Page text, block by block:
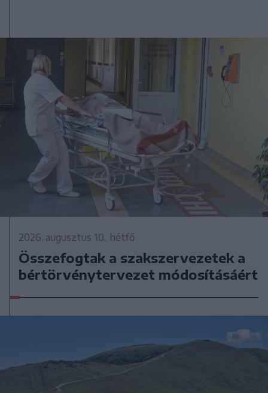
2026. augusztus 10., hétfő
Összefogtak a szakszervezetek a
bértörvénytervezet módosításáért